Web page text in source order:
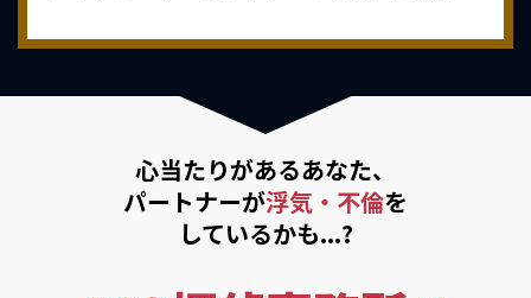
心当たりがあるあなた、
パートナーが浮気・不倫を
しているかも...?